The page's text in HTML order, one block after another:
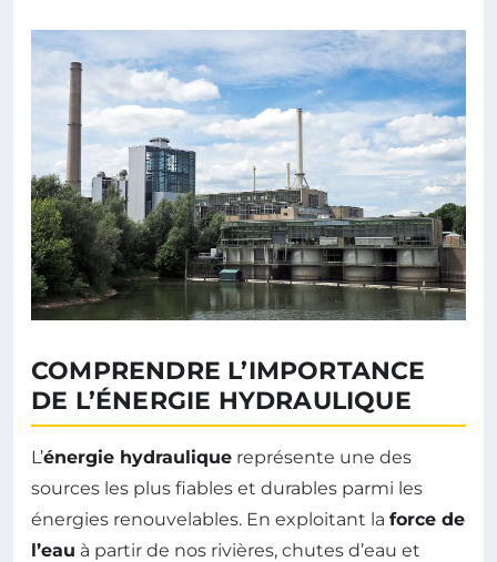
COMPRENDRE L’IMPORTANCE
DE L’ÉNERGIE HYDRAULIQUE
L’énergie hydraulique représente une des
sources les plus fiables et durables parmi les
énergies renouvelables. En exploitant la force de
l’eau à partir de nos rivières, chutes d’eau et